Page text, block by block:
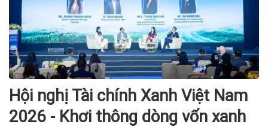
Hội nghị Tài chính Xanh Việt Nam
2026 - Khơi thông dòng vốn xanh